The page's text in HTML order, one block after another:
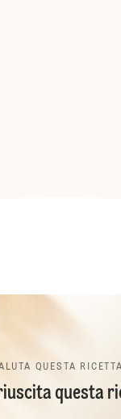
QUESTA RICETTA
riuscita questa